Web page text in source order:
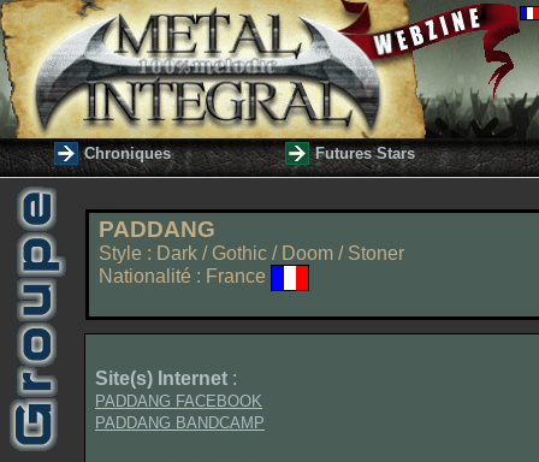
Chroniques Futures Stars
PADDANG
Style : Dark / Gothic / Doom / Stoner
Nationalité : France
Site(s) Internet :
PADDANG FACEBOOK
PADDANG BANDCAMP